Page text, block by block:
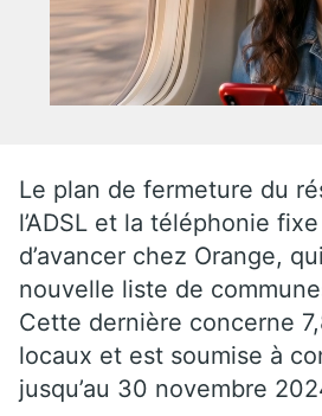
Le plan de fermeture du
l’ADSL et la téléphonie
d’avancer chez Orange,
nouvelle liste de
Cette dernière concerne
locaux et est soumise à
jusqu’au 30 novembre